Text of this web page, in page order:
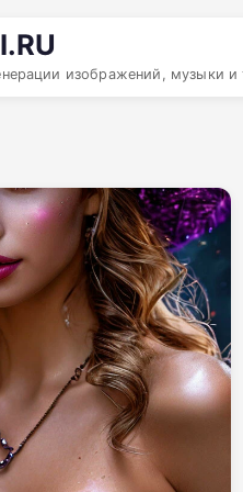
изображений, музыки и